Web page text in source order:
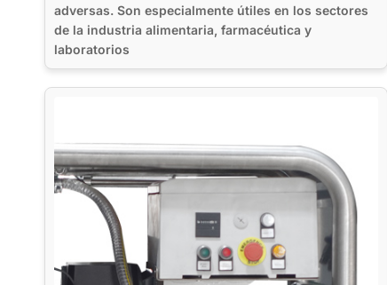
adversas. Son especialmente útiles en los sectores
de la industria alimentaria, farmacéutica y
laboratorios